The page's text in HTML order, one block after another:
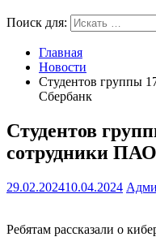
Поиск для:
Главная
Новости
Студентов группы
Сбербанк
Студентов
сотрудники
29.02.202410.04.2024
Ребятам рассказали о